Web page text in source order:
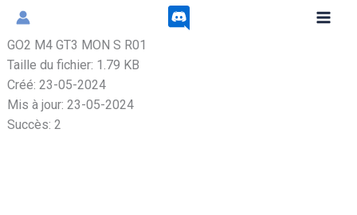
Aller
contenu
GO2 M4 GT3 MON S R01
Taille du fichier: 1.79 KB
Créé: 23-05-2024
Mis à jour: 23-05-2024
Succès: 2